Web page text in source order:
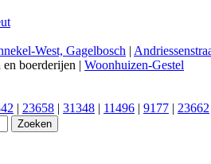
West, Gagelbosch
boerderijen | Woonhuizen-Gestel
23658 31348 11496 9177 23662